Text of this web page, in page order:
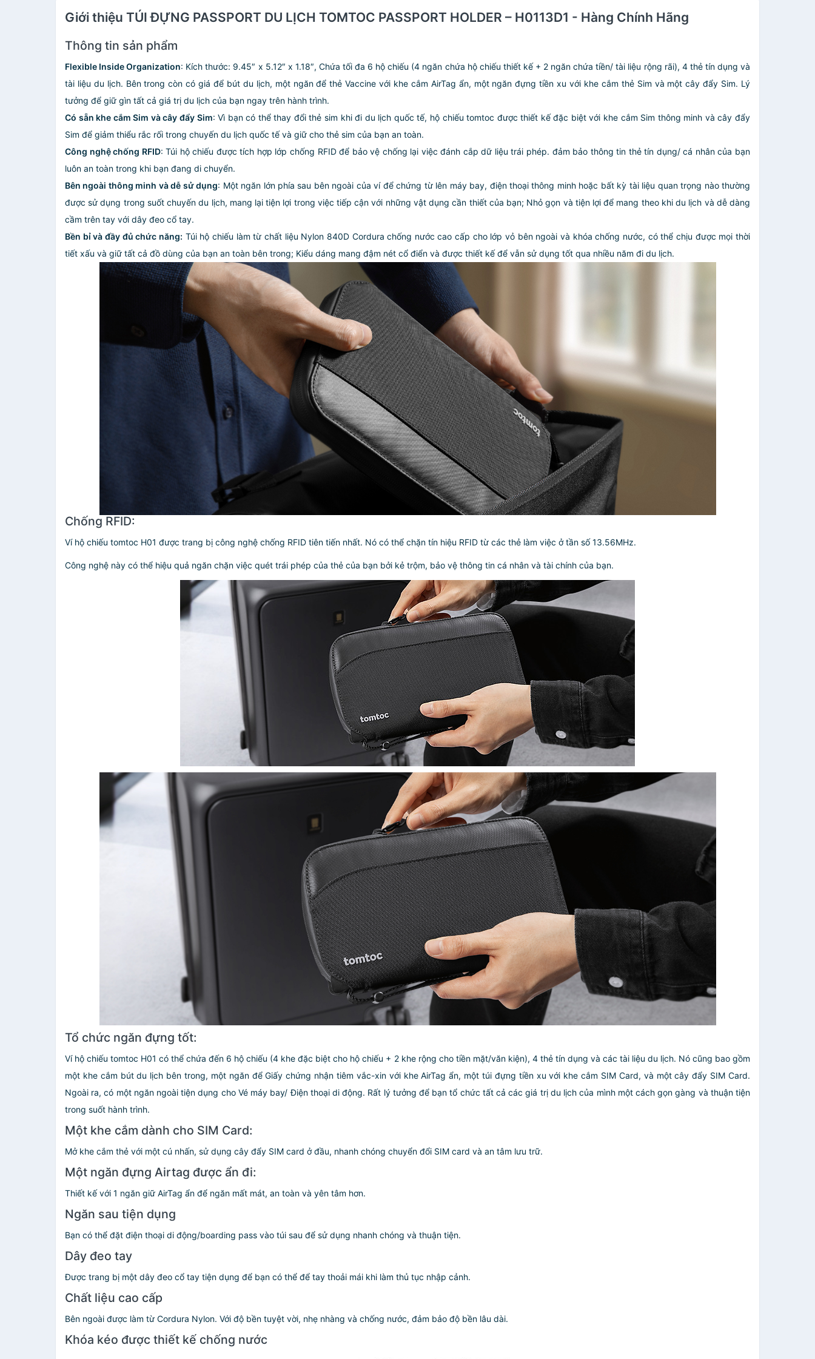
Giới thiệu TÚI ĐỰNG PASSPORT DU LỊCH TOMTOC PASSPORT HOLDER – H0113D1 - Hàng Chính Hãng
Thông tin sản phẩm
Flexible Inside Organization: Kích thước: 9.45″ x 5.12″ x 1.18″, Chứa tối đa 6 hộ chiếu (4 ngăn chứa hộ chiếu thiết kế + 2 ngăn chứa tiền/ tài liệu rộng rãi), 4 thẻ tín dụng và
tài liệu du lịch. Bên trong còn có giá để bút du lịch, một ngăn để thẻ Vaccine với khe cắm AirTag ẩn, một ngăn đựng tiền xu với khe cắm thẻ Sim và một cây đẩy Sim. Lý
tưởng để giữ gìn tất cả giá trị du lịch của bạn ngay trên hành trình.
Có sẵn khe cắm Sim và cây đẩy Sim: Vì bạn có thể thay đổi thẻ sim khi đi du lịch quốc tế, hộ chiếu tomtoc được thiết kế đặc biệt với khe cắm Sim thông minh và cây đẩy
Sim để giảm thiểu rắc rối trong chuyến du lịch quốc tế và giữ cho thẻ sim của bạn an toàn.
Công nghệ chống RFID: Túi hộ chiếu được tích hợp lớp chống RFID để bảo vệ chống lại việc đánh cắp dữ liệu trái phép. đảm bảo thông tin thẻ tín dụng/ cá nhân của bạn
luôn an toàn trong khi bạn đang di chuyển.
Bên ngoài thông minh và dễ sử dụng: Một ngăn lớn phía sau bên ngoài của ví để chứng từ lên máy bay, điện thoại thông minh hoặc bất kỳ tài liệu quan trọng nào thường
được sử dụng trong suốt chuyến du lịch, mang lại tiện lợi trong việc tiếp cận với những vật dụng cần thiết của bạn; Nhỏ gọn và tiện lợi để mang theo khi du lịch và dễ dàng
cầm trên tay với dây đeo cổ tay.
Bền bỉ và đầy đủ chức năng: Túi hộ chiếu làm từ chất liệu Nylon 840D Cordura chống nước cao cấp cho lớp vỏ bên ngoài và khóa chống nước, có thể chịu được mọi thời
tiết xấu và giữ tất cả đồ dùng của bạn an toàn bên trong; Kiểu dáng mang đậm nét cổ điển và được thiết kế để vẫn sử dụng tốt qua nhiều năm đi du lịch.
Chống RFID:
Ví hộ chiếu tomtoc H01 được trang bị công nghệ chống RFID tiên tiến nhất. Nó có thể chặn tín hiệu RFID từ các thẻ làm việc ở tần số 13.56MHz.
Công nghệ này có thể hiệu quả ngăn chặn việc quét trái phép của thẻ của bạn bởi kẻ trộm, bảo vệ thông tin cá nhân và tài chính của bạn.
Tổ chức ngăn đựng tốt:
Ví hộ chiếu tomtoc H01 có thể chứa đến 6 hộ chiếu (4 khe đặc biệt cho hộ chiếu + 2 khe rộng cho tiền mặt/văn kiện), 4 thẻ tín dụng và các tài liệu du lịch. Nó cũng bao gồm
một khe cắm bút du lịch bên trong, một ngăn để Giấy chứng nhận tiêm vắc-xin với khe AirTag ẩn, một túi đựng tiền xu với khe cắm SIM Card, và một cây đẩy SIM Card.
Ngoài ra, có một ngăn ngoài tiện dụng cho Vé máy bay/ Điện thoại di động. Rất lý tưởng để bạn tổ chức tất cả các giá trị du lịch của mình một cách gọn gàng và thuận tiện
trong suốt hành trình.
Một khe cắm dành cho SIM Card:
Mở khe cắm thẻ với một cú nhấn, sử dụng cây đẩy SIM card ở đầu, nhanh chóng chuyển đổi SIM card và an tâm lưu trữ.
Một ngăn đựng Airtag được ẩn đi:
Thiết kế với 1 ngăn giữ AirTag ẩn để ngăn mất mát, an toàn và yên tâm hơn.
Ngăn sau tiện dụng
Bạn có thể đặt điện thoại di động/boarding pass vào túi sau để sử dụng nhanh chóng và thuận tiện.
Dây đeo tay
Được trang bị một dây đeo cổ tay tiện dụng để bạn có thể để tay thoải mái khi làm thủ tục nhập cảnh.
Chất liệu cao cấp
Bên ngoài được làm từ Cordura Nylon. Với độ bền tuyệt vời, nhẹ nhàng và chống nước, đảm bảo độ bền lâu dài.
Khóa kéo được thiết kế chống nước